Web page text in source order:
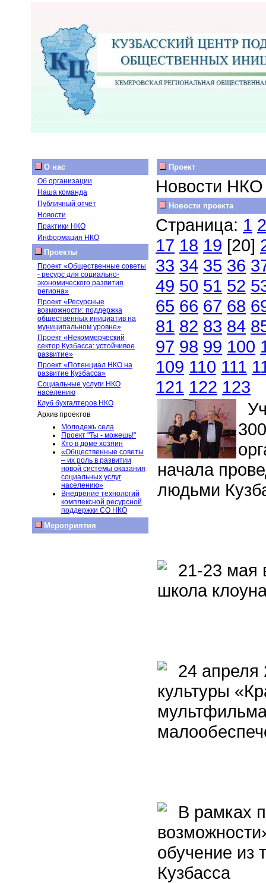
О нас
Об организации
Наша команда
Публичный отчет
Новости
Практики НКО
Информация НКО
Проекты
Проект «Общественные советы
- ресурс для социально-
экономического развития
региона»
Проект «Ресурсные
возможности: поддержка
общественных инициатив на
муниципальном уровне»
Проект «Некоммерческий
сектор Кузбасса: устойчивое
развитие»
Проект «Потенциал НКО на
развитие Кузбасса»
Социальные услуги НКО
населению
Клуб бухгалтеров НКО
Архив проектов
Молодежь села
Проект "Ты - можешь!"
Кто в доме хозяин
«Общественные советы
– их роль в развитии
новой системы оказания
социальных услуг
населению»
Внедрение технологий
комплексной ресурсной
поддержки СО НКО
Мероприятия
Проект
Новости НКО
Новости проекта
Страница: 1 2
17 18 19 [20]
33 34 35 36
49 50 51 52
65 66 67 68
81 82 83 84
97 98 99 100
109 110 111
121 122 123
начала
людьми
21-23 мая
школа
24 апреля
культуры
В рамках
обучение из
Кузбасса